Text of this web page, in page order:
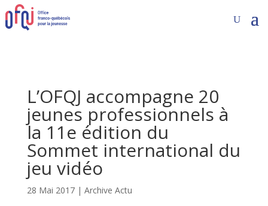
L’OFQJ accompagne 20
jeunes professionnels à
la 11e édition du
Sommet international du
jeu vidéo
28 Mai 2017| Archive Actu